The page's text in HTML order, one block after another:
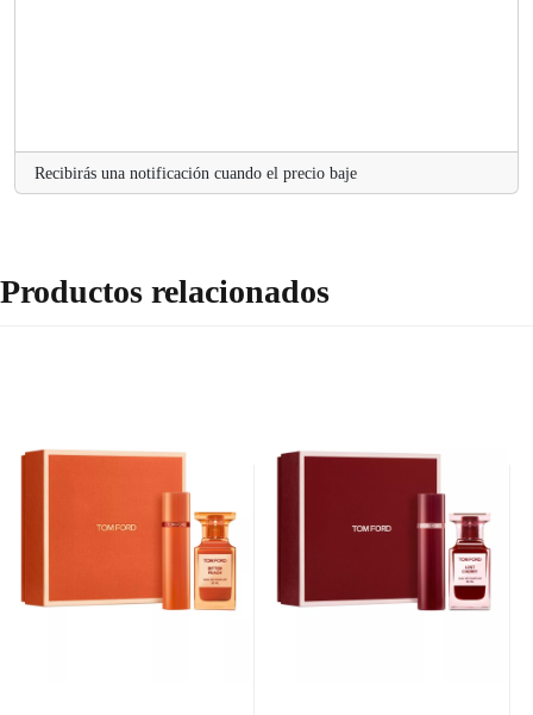
Recibirás una notificación cuando el precio baje
Productos relacionados